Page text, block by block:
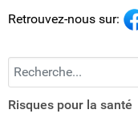
Retrouvez-nous sur:
Recherchez...
Risques pour la santé